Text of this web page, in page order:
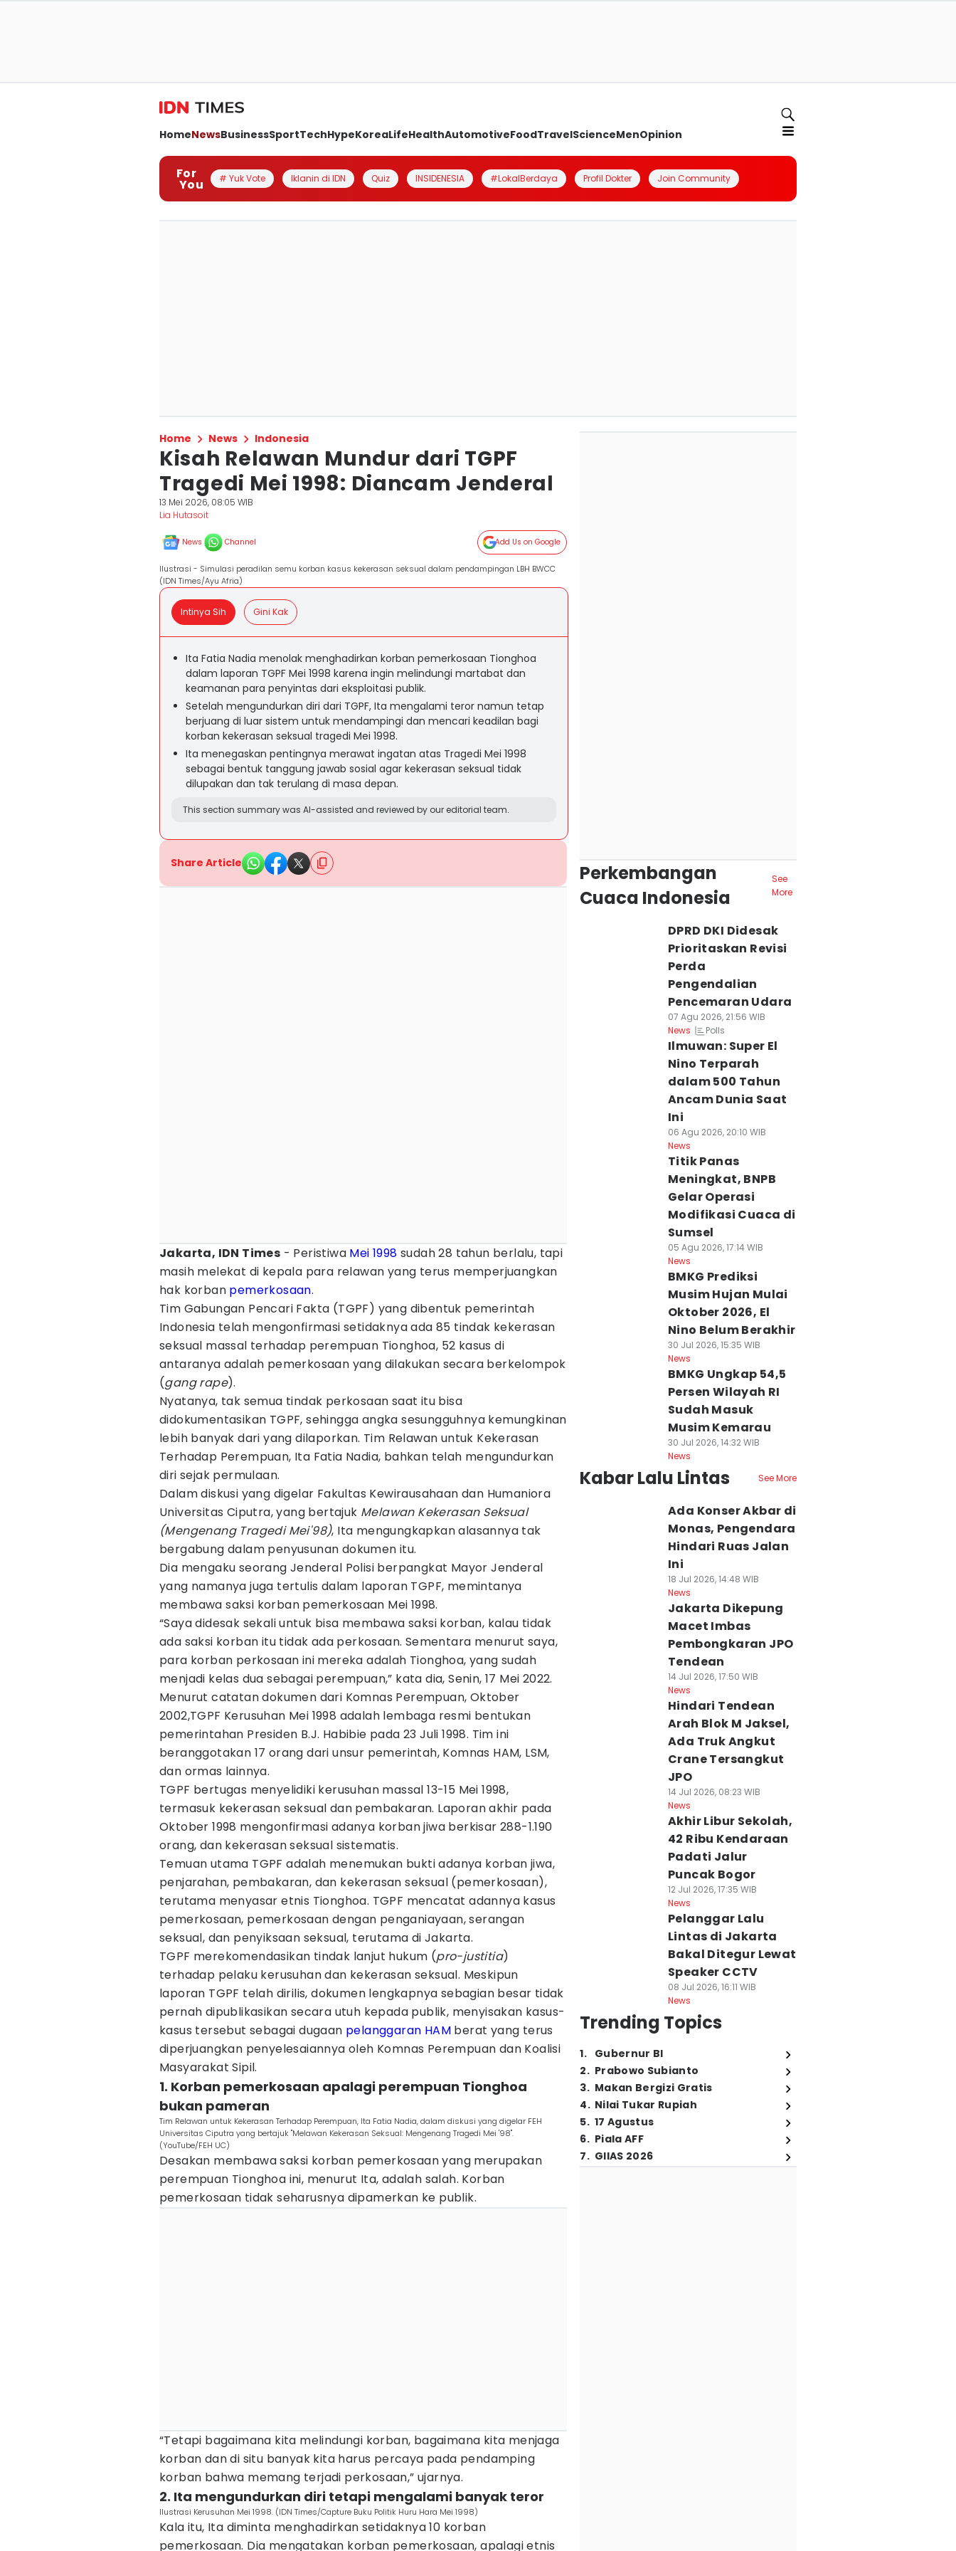
HomeNewsBusinessSportTechHypeKoreaLifeHealthAutomotiveFoodTravelScienceMenOpinion
For
You # Yuk Vote Iklanin di IDN Quiz INSIDENESIA #LokalBerdaya Profil Dokter Join Community
Home News Indonesia
Kisah Relawan Mundur dari TGPF
Tragedi Mei 1998: Diancam Jenderal
13 Mei 2026, 08:05 WIB
Lia Hutasoit
News Channel Add Us on Google
Ilustrasi - Simulasi peradilan semu korban kasus kekerasan seksual dalam pendampingan LBH BWCC
(IDN Times/Ayu Afria)
Intinya Sih Gini Kak
Ita Fatia Nadia menolak menghadirkan korban pemerkosaan Tionghoa
dalam laporan TGPF Mei 1998 karena ingin melindungi martabat dan
keamanan para penyintas dari eksploitasi publik.
Setelah mengundurkan diri dari TGPF, Ita mengalami teror namun tetap
berjuang di luar sistem untuk mendampingi dan mencari keadilan bagi
korban kekerasan seksual tragedi Mei 1998.
Ita menegaskan pentingnya merawat ingatan atas Tragedi Mei 1998
sebagai bentuk tanggung jawab sosial agar kekerasan seksual tidak
dilupakan dan tak terulang di masa depan.
This section summary was AI-assisted and reviewed by our editorial team.
Share Article
Jakarta, IDN Times - Peristiwa Mei 1998 sudah 28 tahun berlalu, tapi
masih melekat di kepala para relawan yang terus memperjuangkan
hak korban pemerkosaan.
Tim Gabungan Pencari Fakta (TGPF) yang dibentuk pemerintah
Indonesia telah mengonfirmasi setidaknya ada 85 tindak kekerasan
seksual massal terhadap perempuan Tionghoa, 52 kasus di
antaranya adalah pemerkosaan yang dilakukan secara berkelompok
(gang rape).
Nyatanya, tak semua tindak perkosaan saat itu bisa
didokumentasikan TGPF, sehingga angka sesungguhnya kemungkinan
lebih banyak dari yang dilaporkan. Tim Relawan untuk Kekerasan
Terhadap Perempuan, Ita Fatia Nadia, bahkan telah mengundurkan
diri sejak permulaan.
Dalam diskusi yang digelar Fakultas Kewirausahaan dan Humaniora
Universitas Ciputra, yang bertajuk Melawan Kekerasan Seksual
(Mengenang Tragedi Mei'98), Ita mengungkapkan alasannya tak
bergabung dalam penyusunan dokumen itu.
Dia mengaku seorang Jenderal Polisi berpangkat Mayor Jenderal
yang namanya juga tertulis dalam laporan TGPF, memintanya
membawa saksi korban pemerkosaan Mei 1998.
“Saya didesak sekali untuk bisa membawa saksi korban, kalau tidak
ada saksi korban itu tidak ada perkosaan. Sementara menurut saya,
para korban perkosaan ini mereka adalah Tionghoa, yang sudah
menjadi kelas dua sebagai perempuan,” kata dia, Senin, 17 Mei 2022.
Menurut catatan dokumen dari Komnas Perempuan, Oktober
2002,TGPF Kerusuhan Mei 1998 adalah lembaga resmi bentukan
pemerintahan Presiden B.J. Habibie pada 23 Juli 1998. Tim ini
beranggotakan 17 orang dari unsur pemerintah, Komnas HAM, LSM,
dan ormas lainnya.
TGPF bertugas menyelidiki kerusuhan massal 13-15 Mei 1998,
termasuk kekerasan seksual dan pembakaran. Laporan akhir pada
Oktober 1998 mengonfirmasi adanya korban jiwa berkisar 288-1.190
orang, dan kekerasan seksual sistematis.
Temuan utama TGPF adalah menemukan bukti adanya korban jiwa,
penjarahan, pembakaran, dan kekerasan seksual (pemerkosaan),
terutama menyasar etnis Tionghoa. TGPF mencatat adannya kasus
pemerkosaan, pemerkosaan dengan penganiayaan, serangan
seksual, dan penyiksaan seksual, terutama di Jakarta.
TGPF merekomendasikan tindak lanjut hukum (pro-justitia)
terhadap pelaku kerusuhan dan kekerasan seksual. Meskipun
laporan TGPF telah dirilis, dokumen lengkapnya sebagian besar tidak
pernah dipublikasikan secara utuh kepada publik, menyisakan kasus-
kasus tersebut sebagai dugaan pelanggaran HAM berat yang terus
diperjuangkan penyelesaiannya oleh Komnas Perempuan dan Koalisi
Masyarakat Sipil.
1. Korban pemerkosaan apalagi perempuan Tionghoa
bukan pameran
Tim Relawan untuk Kekerasan Terhadap Perempuan, Ita Fatia Nadia, dalam diskusi yang digelar FEH
Universitas Ciputra yang bertajuk "Melawan Kekerasan Seksual: Mengenang Tragedi Mei '98".
(YouTube/FEH UC)
Desakan membawa saksi korban pemerkosaan yang merupakan
perempuan Tionghoa ini, menurut Ita, adalah salah. Korban
pemerkosaan tidak seharusnya dipamerkan ke publik.
“Tetapi bagaimana kita melindungi korban, bagaimana kita menjaga
korban dan di situ banyak kita harus percaya pada pendamping
korban bahwa memang terjadi perkosaan,” ujarnya.
2. Ita mengundurkan diri tetapi mengalami banyak teror
Ilustrasi Kerusuhan Mei 1998. (IDN Times/Capture Buku Politik Huru Hara Mei 1998)
Kala itu, Ita diminta menghadirkan setidaknya 10 korban
pemerkosaan. Dia mengatakan korban pemerkosaan, apalagi etnis
Perkembangan
Cuaca Indonesia
See
More
DPRD DKI Didesak
Prioritaskan Revisi
Perda
Pengendalian
Pencemaran Udara
07 Agu 2026, 21:56 WIB
News
Polls
Ilmuwan: Super El
Nino Terparah
dalam 500 Tahun
Ancam Dunia Saat
Ini
06 Agu 2026, 20:10 WIB
News
Titik Panas
Meningkat, BNPB
Gelar Operasi
Modifikasi Cuaca di
Sumsel
05 Agu 2026, 17:14 WIB
News
BMKG Prediksi
Musim Hujan Mulai
Oktober 2026, El
Nino Belum Berakhir
30 Jul 2026, 15:35 WIB
News
BMKG Ungkap 54,5
Persen Wilayah RI
Sudah Masuk
Musim Kemarau
30 Jul 2026, 14:32 WIB
News
Kabar Lalu Lintas See More
Ada Konser Akbar di
Monas, Pengendara
Hindari Ruas Jalan
Ini
18 Jul 2026, 14:48 WIB
News
Jakarta Dikepung
Macet Imbas
Pembongkaran JPO
Tendean
14 Jul 2026, 17:50 WIB
News
Hindari Tendean
Arah Blok M Jaksel,
Ada Truk Angkut
Crane Tersangkut
JPO
14 Jul 2026, 08:23 WIB
News
Akhir Libur Sekolah,
42 Ribu Kendaraan
Padati Jalur
Puncak Bogor
12 Jul 2026, 17:35 WIB
News
Pelanggar Lalu
Lintas di Jakarta
Bakal Ditegur Lewat
Speaker CCTV
08 Jul 2026, 16:11 WIB
News
Trending Topics
1. Gubernur BI
2. Prabowo Subianto
3. Makan Bergizi Gratis
4. Nilai Tukar Rupiah
5. 17 Agustus
6. Piala AFF
7. GIIAS 2026